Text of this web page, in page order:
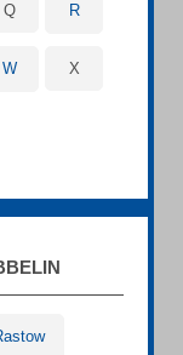
Q R
W X